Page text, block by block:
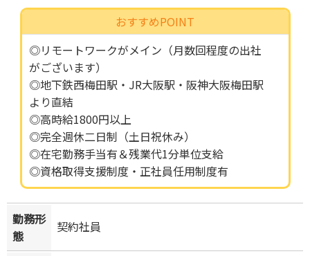
おすすめPOINT
◎リモートワークがメイン（月数回程度の出社
がございます）
◎地下鉄西梅田駅・JR大阪駅・阪神大阪梅田駅
より直結
◎高時給1800円以上
◎完全週休二日制（土日祝休み）
◎在宅勤務手当有＆残業代1分単位支給
◎資格取得支援制度・正社員任用制度有
勤務形
態
契約社員